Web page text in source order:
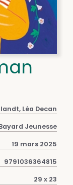
Léa Decan
Jeunesse
19 mars 2025
9791036364815
29 x 23